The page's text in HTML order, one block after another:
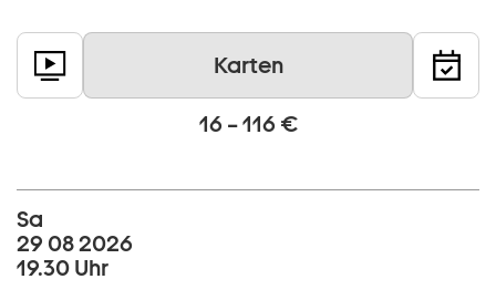
Karten
16 – 116 €
Sa
29 08 2026
19.30 Uhr